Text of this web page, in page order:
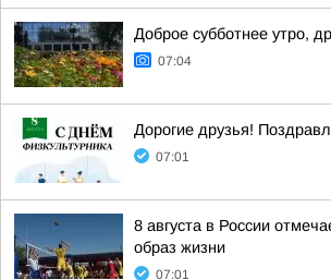
Доброе субботнее утро,
07:04
Дорогие друзья!
07:01
8 августа в России
образ жизни
07:01